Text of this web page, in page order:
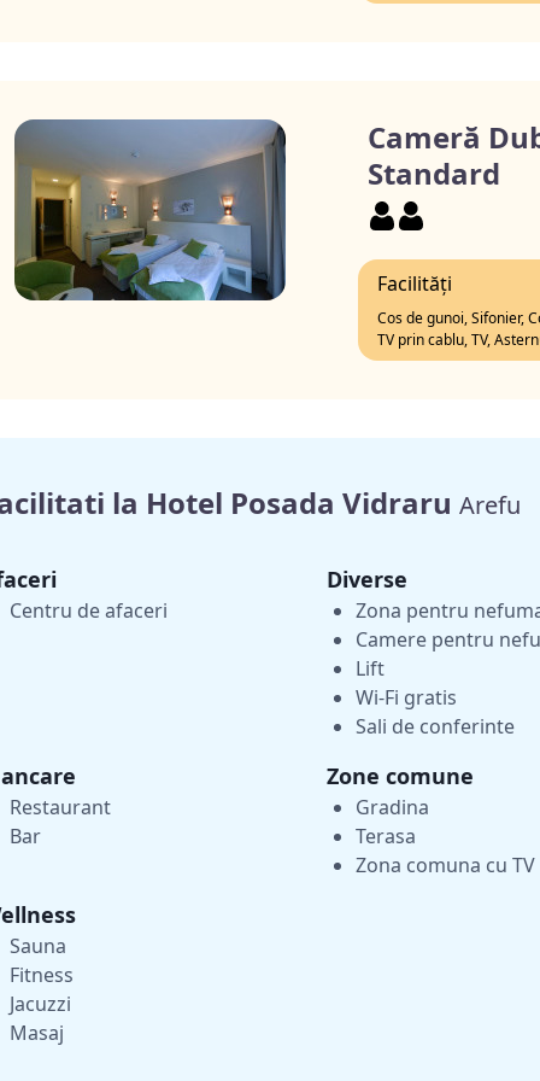
Cameră
Standard
Facilități
Cos de gunoi, Sifonier,
TV prin cablu, TV,
la Hotel Posada Vidraru Arefu
Centru de afaceri
Diverse
Zona pentru
Camere pentru
Lift
Wi-Fi gratis
Sali de conferinte
Restaurant
Bar
Zone comune
Gradina
Terasa
Zona comuna cu TV
Sauna
Fitness
Jacuzzi
Masaj